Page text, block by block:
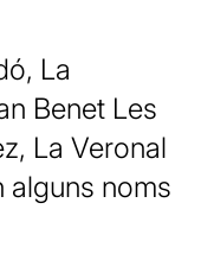
La
Benet Les
La Veronal
alguns noms